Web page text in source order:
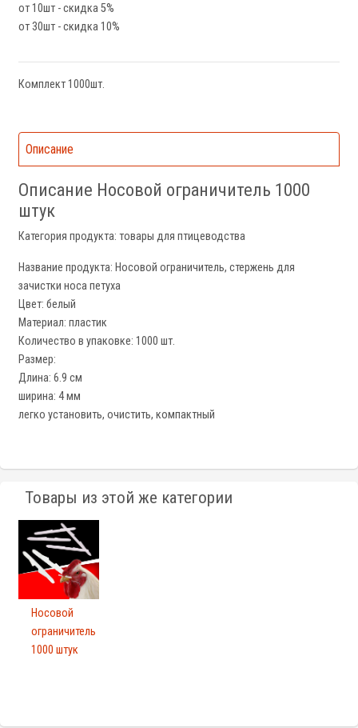
от 10шт - скидка 5%
от 30шт - скидка 10%
Комплект 1000шт.
Описание
Описание Носовой ограничитель 1000
штук
Категория продукта: товары для птицеводства
Название продукта: Носовой ограничитель, стержень для
зачистки носа петуха
Цвет: белый
Материал: пластик
Количество в упаковке: 1000 шт.
Размер:
Длина: 6.9 см
ширина: 4 мм
легко установить, очистить, компактный
Товары из этой же категории
Носовой
ограничитель
1000 штук